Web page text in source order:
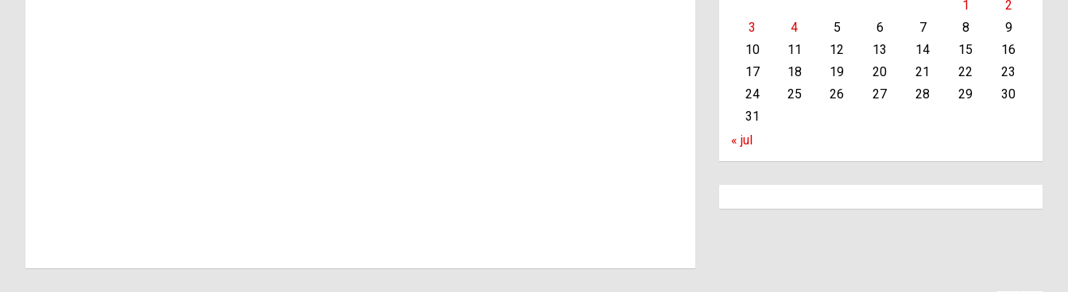
1
2
3
4 5 6 7 8
9
10
11 12 13 14 15
16
17
18 19 20 21 22
23
24
25 26 27 28 29
30
31
« jul